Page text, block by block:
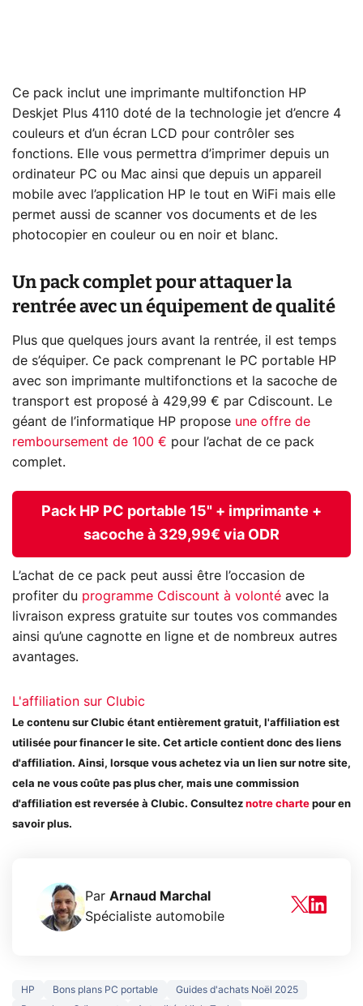
Ce pack inclut une imprimante multifonction HP
Deskjet Plus 4110 doté de la technologie jet d’encre 4
couleurs et d’un écran LCD pour contrôler ses
fonctions. Elle vous permettra d’imprimer depuis un
ordinateur PC ou Mac ainsi que depuis un appareil
mobile avec l’application HP le tout en WiFi mais elle
permet aussi de scanner vos documents et de les
photocopier en couleur ou en noir et blanc.
Un pack complet pour attaquer la
rentrée avec un équipement de qualité
Plus que quelques jours avant la rentrée, il est temps
de s’équiper. Ce pack comprenant le PC portable HP
avec son imprimante multifonctions et la sacoche de
transport est proposé à 429,99 € par Cdiscount. Le
géant de l’informatique HP propose une offre de
remboursement de 100 € pour l’achat de ce pack
complet.
Pack HP PC portable 15" + imprimante +
sacoche à 329,99€ via ODR
L’achat de ce pack peut aussi être l’occasion de
profiter du programme Cdiscount à volonté avec la
livraison express gratuite sur toutes vos commandes
ainsi qu’une cagnotte en ligne et de nombreux autres
avantages.
L'affiliation sur Clubic
Le contenu sur Clubic étant entièrement gratuit, l'affiliation est
utilisée pour financer le site. Cet article contient donc des liens
d'affiliation. Ainsi, lorsque vous achetez via un lien sur notre site,
cela ne vous coûte pas plus cher, mais une commission
d'affiliation est reversée à Clubic. Consultez notre charte pour en
savoir plus.
Par Arnaud Marchal
Spécialiste automobile
HP Bons plans PC portable
Guides d'achats Noël 2025